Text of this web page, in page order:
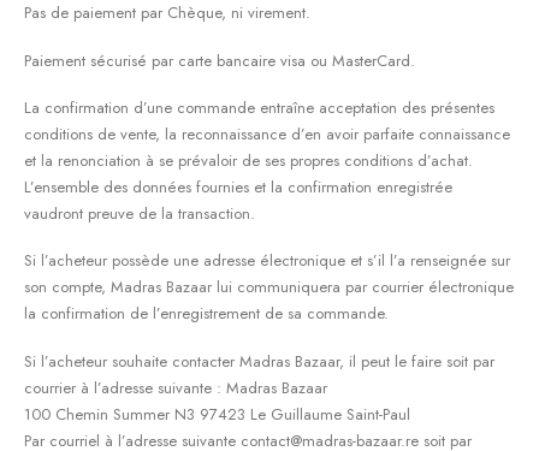
Pas de paiement par Chèque, ni virement.
Paiement sécurisé par carte bancaire visa ou MasterCard.
La confirmation d’une commande entraîne acceptation des présentes
conditions de vente, la reconnaissance d’en avoir parfaite connaissance
et la renonciation à se prévaloir de ses propres conditions d’achat.
L’ensemble des données fournies et la confirmation enregistrée
vaudront preuve de la transaction.
Si l’acheteur possède une adresse électronique et s’il l’a renseignée sur
son compte, Madras Bazaar lui communiquera par courrier électronique
la confirmation de l’enregistrement de sa commande.
Si l’acheteur souhaite contacter Madras Bazaar, il peut le faire soit par
courrier à l’adresse suivante : Madras Bazaar
100 Chemin Summer N3 97423 Le Guillaume Saint-Paul
Par courriel à l’adresse suivante contact@madras-bazaar.re soit par